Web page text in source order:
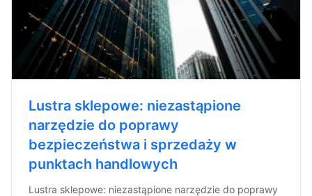
Lustra sklepowe: niezastąpione
narzędzie do poprawy
bezpieczeństwa i sprzedaży w
punktach handlowych
Lustra sklepowe: niezastąpione narzędzie do poprawy